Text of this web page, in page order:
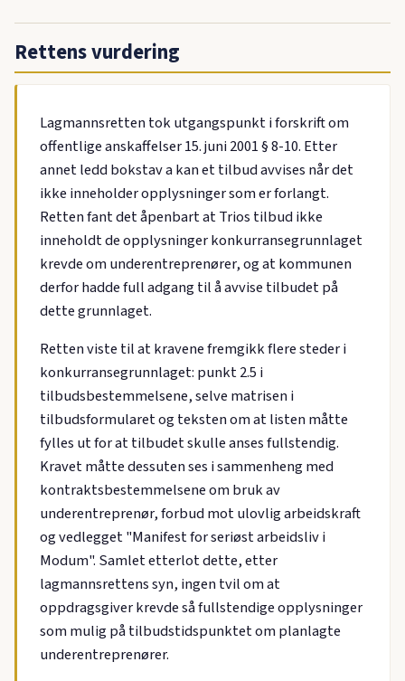
Rettens vurdering
Lagmannsretten tok utgangspunkt i forskrift om
offentlige anskaffelser 15. juni 2001 § 8-10. Etter
annet ledd bokstav a kan et tilbud avvises når det
ikke inneholder opplysninger som er forlangt.
Retten fant det åpenbart at Trios tilbud ikke
inneholdt de opplysninger konkurransegrunnlaget
krevde om underentreprenører, og at kommunen
derfor hadde full adgang til å avvise tilbudet på
dette grunnlaget.
Retten viste til at kravene fremgikk flere steder i
konkurransegrunnlaget: punkt 2.5 i
tilbudsbestemmelsene, selve matrisen i
tilbudsformularet og teksten om at listen måtte
fylles ut for at tilbudet skulle anses fullstendig.
Kravet måtte dessuten ses i sammenheng med
kontraktsbestemmelsene om bruk av
underentreprenør, forbud mot ulovlig arbeidskraft
og vedlegget "Manifest for seriøst arbeidsliv i
Modum". Samlet etterlot dette, etter
lagmannsrettens syn, ingen tvil om at
oppdragsgiver krevde så fullstendige opplysninger
som mulig på tilbudstidspunktet om planlagte
underentreprenører.